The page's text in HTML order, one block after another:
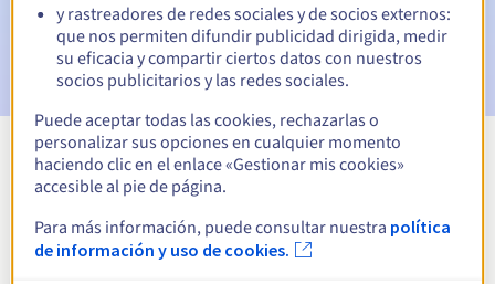
Email tras el Redemption Grace Periodpara notificar la
eliminación del nombre de dominio
Ver todas las extensiones
Información sobre .ooo
y rastreadores de redes sociales y de socios externos:
que nos permiten difundir publicidad dirigida, medir
su eficacia y compartir ciertos datos con nuestros
socios publicitarios y las redes sociales.
Puede aceptar todas las cookies, rechazarlas o
personalizar sus opciones en cualquier momento
haciendo clic en el enlace «Gestionar mis cookies»
accesible al pie de página.
Para más información, puede consultar nuestra política
de información y uso de cookies.